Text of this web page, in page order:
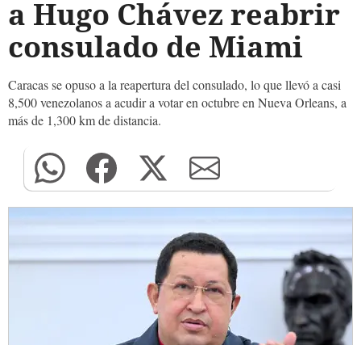
a Hugo Chávez reabrir
consulado de Miami
Caracas se opuso a la reapertura del consulado, lo que llevó a casi
8,500 venezolanos a acudir a votar en octubre en Nueva Orleans, a
más de 1,300 km de distancia.